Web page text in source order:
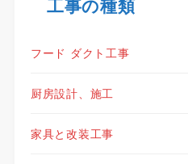
工事の種類
フード ダクト工事
厨房設計、施工
家具と改装工事